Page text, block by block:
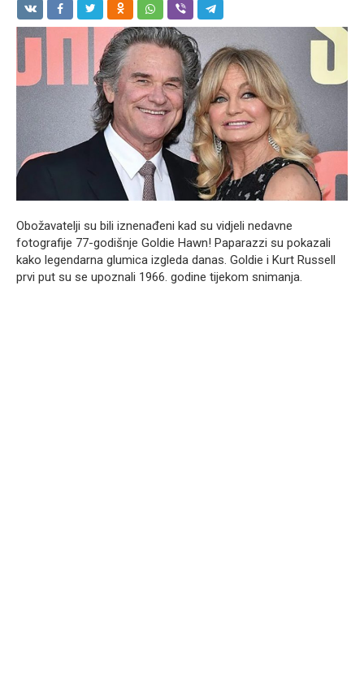
Obožavatelji su bili iznenađeni kad su vidjeli nedavne
fotografije 77-godišnje Goldie Hawn! Paparazzi su pokazali
kako legendarna glumica izgleda danas. Goldie i Kurt Russell
prvi put su se upoznali 1966. godine tijekom snimanja.